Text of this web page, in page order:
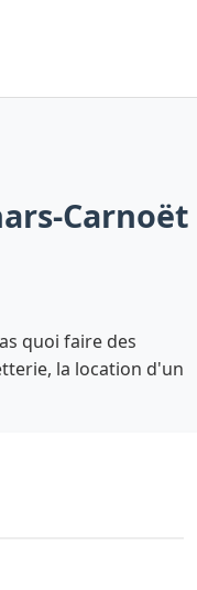
Carnoët
quoi faire des
la location d'un